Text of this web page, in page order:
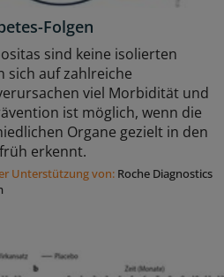
Folgen
sind keine isolierten
sich auf zahlreiche
viel Morbidität und
ist möglich, wenn die
Organe gezielt in den
erkennt.
Unterstützung von: Roche Diagnostics